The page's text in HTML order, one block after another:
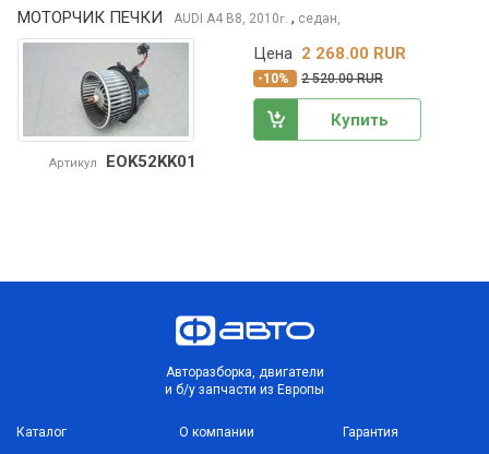
МОТОРЧИК ПЕЧКИ AUDI A4 B8, 2010г. , седан,
Артикул EOK52KK01
Цена 2 268.00 RUR
-10% 2 520.00 RUR
Купить
Авторазборка, двигатели
и б/у запчасти из Европы
Каталог
О компании
Гарантия